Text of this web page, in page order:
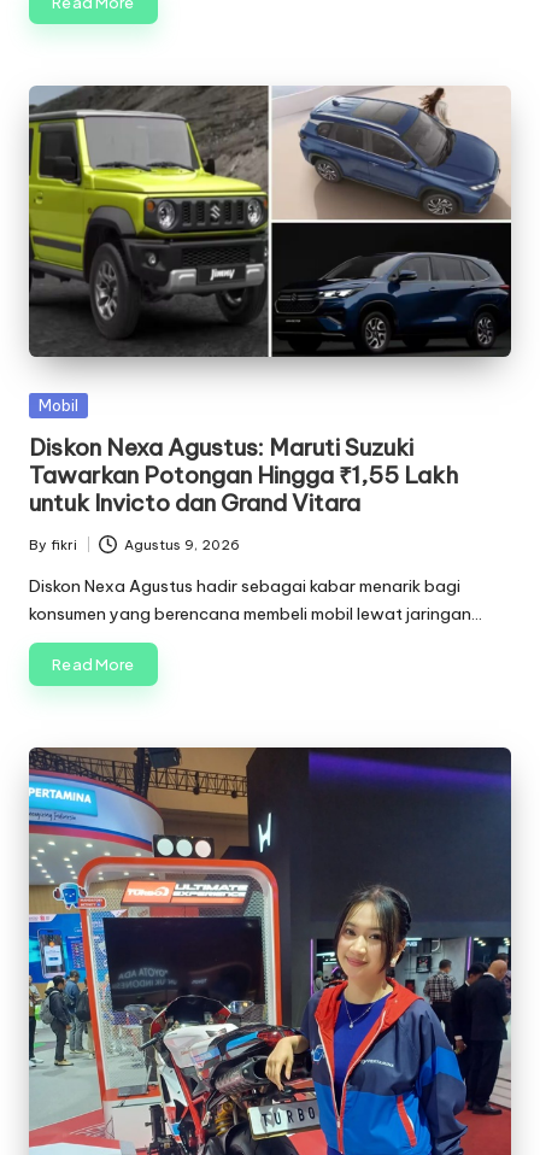
Posted
Mobil
Diskon Nexa Agustus: Maruti Suzuki
Tawarkan Potongan Hingga ₹1,55 Lakh
untuk Invicto dan Grand Vitara
Posted
by
By fikri Agustus 9, 2026
Diskon Nexa Agustus hadir sebagai kabar menarik bagi
konsumen yang berencana membeli mobil lewat jaringan…
Read More